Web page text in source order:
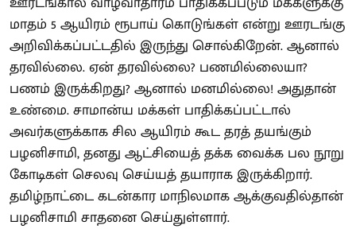
மாதம் 5 ஆயிரம் ரூபாய் கொடுங்கள் என்று ஊரடங்கு
அறிவிக்கப்பட்டதில் இருந்து சொல்கிறேன். ஆனால்
தரவில்லை. ஏன் தரவில்லை? பணமில்லையா?
பணம் இருக்கிறது? ஆனால் மனமில்லை! அதுதான்
உண்மை. சாமான்ய மக்கள் பாதிக்கப்பட்டால்
அவர்களுக்காக சில ஆயிரம் கூட தரத் தயங்கும்
பழனிசாமி, தனது ஆட்சியைத் தக்க வைக்க பல நூறு
கோடிகள் செலவு செய்யத் தயாராக இருக்கிறார்.
தமிழ்நாட்டை கடன்கார மாநிலமாக ஆக்குவதில்தான்
பழனிசாமி சாதனை செய்துள்ளார்.